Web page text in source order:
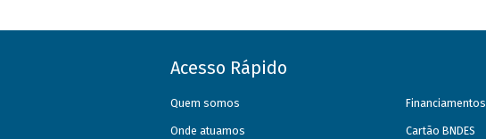
Acesso Rápido
Quem somos
Onde atuamos
Financiamentos
Cartão BNDES